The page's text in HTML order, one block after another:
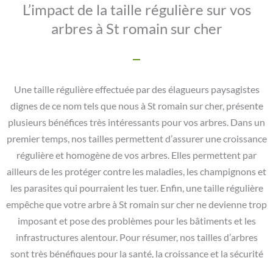
L’impact de la taille régulière sur vos
arbres à St romain sur cher
Une taille régulière effectuée par des élagueurs paysagistes
dignes de ce nom tels que nous à St romain sur cher, présente
plusieurs bénéfices très intéressants pour vos arbres. Dans un
premier temps, nos tailles permettent d’assurer une croissance
régulière et homogène de vos arbres. Elles permettent par
ailleurs de les protéger contre les maladies, les champignons et
les parasites qui pourraient les tuer. Enfin, une taille régulière
empêche que votre arbre à St romain sur cher ne devienne trop
imposant et pose des problèmes pour les bâtiments et les
infrastructures alentour. Pour résumer, nos tailles d’arbres
sont très bénéfiques pour la santé, la croissance et la sécurité